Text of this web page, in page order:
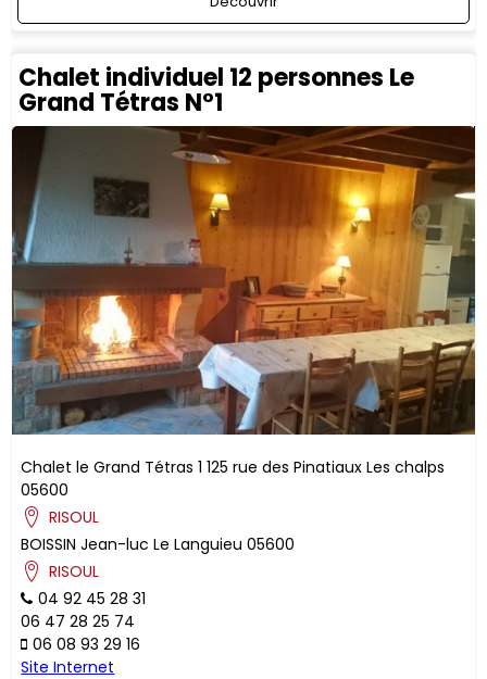
Chalet individuel 12 personnes Le
Grand Tétras N°1
Chalet le Grand Tétras 1 125 rue des Pinatiaux Les chalps
05600
RISOUL
BOISSIN Jean-luc Le Languieu 05600
RISOUL
04 92 45 28 31
06 47 28 25 74
06 08 93 29 16
Site Internet